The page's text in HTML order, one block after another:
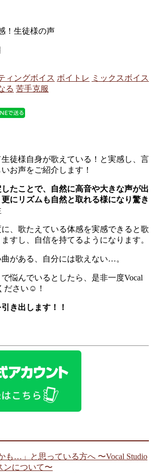
！生徒様の声
ィングボイス ボイトレ ミックスボイス
る 苦手克服
徒様自身が歌えている！と実感し、言
お声をご紹介します！
たことで、自然に高音や大きな声が出
にリズムも自然と取れる様になり驚き
、歌たえている体感を実感できると歌
すし、自信を持てるようになります。
がある、自分には歌えない…。
悩んでいるとしたら、是非一度Vocal
ださい☺︎！
き出します！！
も…」と思っている方へ 〜Vocal Studio
ンについて〜